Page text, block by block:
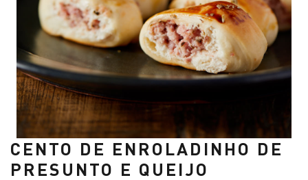
CENTO DE ENROLADINHO DE
PRESUNTO E QUEIJO